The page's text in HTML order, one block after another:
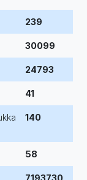
239
30099
24793
41
140
58
7193730